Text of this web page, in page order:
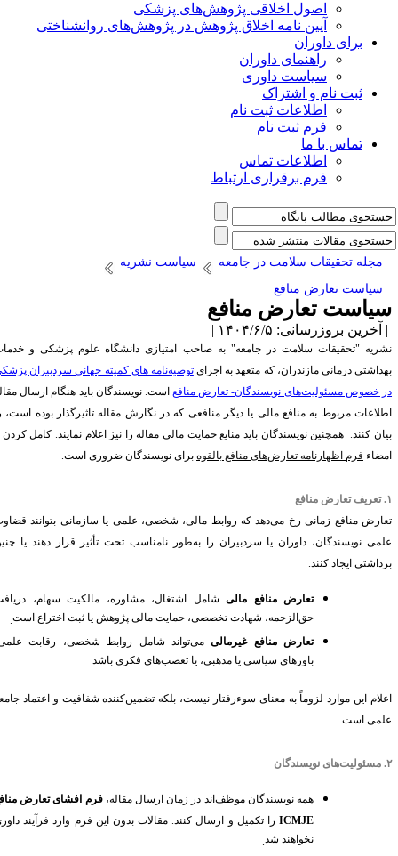
اصول اخلاقی پژوهش‌های پزشکی
آیین نامه اخلاق پژوهش در پژوهش‌های روانشناختی
برای داوران
راهنمای داوران
سیاست داوری
ثبت نام و اشتراک
اطلاعات ثبت نام
فرم ثبت نام
تماس با ما
اطلاعات تماس
فرم برقراری ارتباط
مجله تحقیقات سلامت در جامعه
سیاست نشریه
سیاست تعارض منافع
تعارض منافع
بروزرسانی: ۱۴۰۴/۶/۵ |
"تحقیقات سلامت در جامعه"به صاحب امتیازیدانشگاه علوم پزشکی و خدمات
درمانی مازندران ، که متعهد به اجرای توصیه‌نامه های کمیته جهانی سردبیران پزشکی
خصوص مسئولیت‌های نویسندگان- تعارض منافع است. نویسندگان باید هنگام ارسال مقاله
مربوط به منافع مالی یا دیگر منافعی که در نگارش مقاله تاثیرگذار بوده است، را
کنند. همچنین نویسندگان باید منابع حمایت مالی مقاله را نیز اعلام نمایند. کامل کردن و
فرم اظهارنامه تعارض‌های منافع بالقوه برای نویسندگان ضروری است.
تعریف تعارض منافع
منافع زمانی رخ می‌دهد که روابط مالی، شخصی، علمی یا سازمانی بتوانند قضاوت
نویسندگان، داوران یا سردبیران را به‌طور نامناسب تحت تأثیر قرار دهند یا چنین
ایجاد کنند.
تعارض منافع مالیشامل اشتغال، مشاوره، مالکیت سهام، دریافت
حق‌الزحمه، شهادت تخصصی، حمایت مالی پژوهش یا ثبت اختراع است.
تعارض منافع غیرمالیمی‌تواند شامل روابط شخصی، رقابت علمی،
باورهای سیاسی یا مذهبی، یا تعصب‌های فکری باشد.
این موارد لزوماً به معنای سوءرفتار نیست، بلکه تضمین‌کننده شفافیت و اعتماد جامعه
است.
.مسئولیت‌های نویسندگان
همه نویسندگان موظف‌اند در زمان ارسال مقاله،فرم افشای تعارض منافع
ICMJE را تکمیل و ارسال کنند. مقالات بدون این فرم وارد فرآیند داوری
نخواهند شد.